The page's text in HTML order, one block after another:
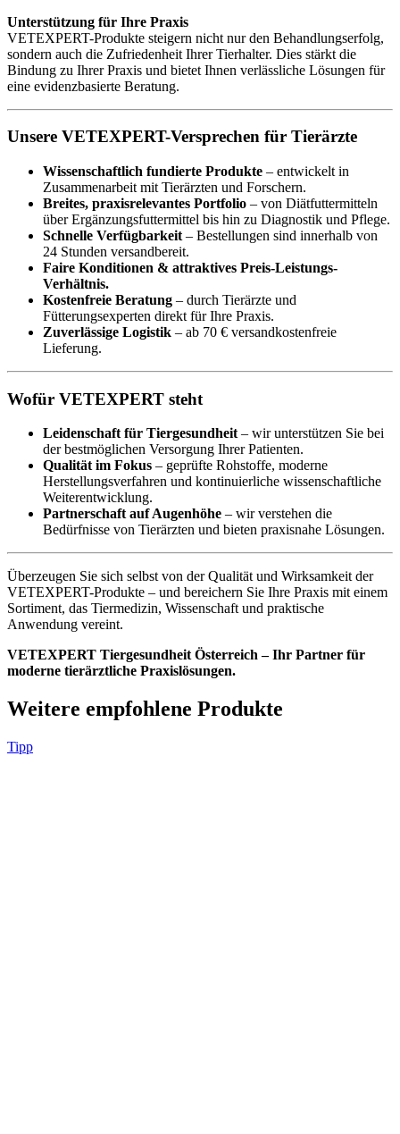
Unterstützung für Ihre Praxis
VETEXPERT-Produkte steigern nicht nur den Behandlungserfolg,
sondern auch die Zufriedenheit Ihrer Tierhalter. Dies stärkt die
Bindung zu Ihrer Praxis und bietet Ihnen verlässliche Lösungen für
eine evidenzbasierte Beratung.
Unsere VETEXPERT-Versprechen für Tierärzte
Wissenschaftlich fundierte Produkte – entwickelt in
Zusammenarbeit mit Tierärzten und Forschern.
Breites, praxisrelevantes Portfolio – von Diätfuttermitteln
über Ergänzungsfuttermittel bis hin zu Diagnostik und Pflege.
Schnelle Verfügbarkeit – Bestellungen sind innerhalb von
24 Stunden versandbereit.
Faire Konditionen & attraktives Preis-Leistungs-
Verhältnis.
Kostenfreie Beratung – durch Tierärzte und
Fütterungsexperten direkt für Ihre Praxis.
Zuverlässige Logistik – ab 70 € versandkostenfreie
Lieferung.
Wofür VETEXPERT steht
Leidenschaft für Tiergesundheit– wir unterstützen Sie bei
der bestmöglichen Versorgung Ihrer Patienten.
Qualität im Fokus – geprüfte Rohstoffe, moderne
Herstellungsverfahren und kontinuierliche wissenschaftliche
Weiterentwicklung.
Partnerschaft auf Augenhöhe – wir verstehen die
Bedürfnisse von Tierärzten und bieten praxisnahe Lösungen.
Überzeugen Sie sich selbst von der Qualität und Wirksamkeit der
VETEXPERT-Produkte – und bereichern Sie Ihre Praxis mit einem
Sortiment, das Tiermedizin, Wissenschaft und praktische
Anwendung vereint.
VETEXPERT Tiergesundheit Österreich – Ihr Partner für
moderne tierärztliche Praxislösungen.
Weitere empfohlene Produkte
Tipp